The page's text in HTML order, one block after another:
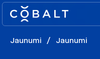
Jaunumi / Jaunumi